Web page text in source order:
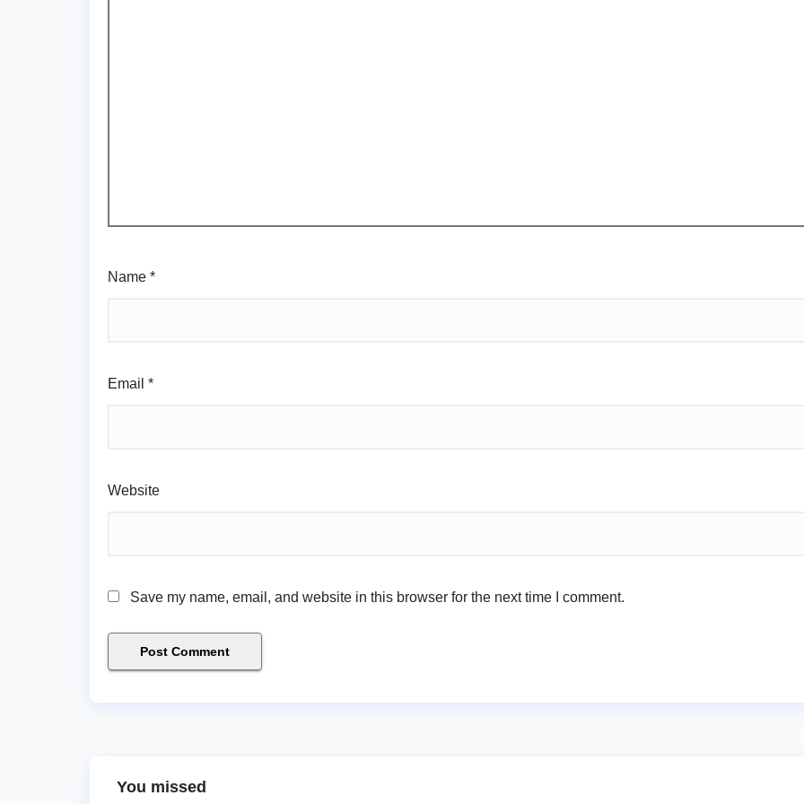
Name *
Email *
Website
Save my name, email, and website in this browser for the next time I comment.
You missed